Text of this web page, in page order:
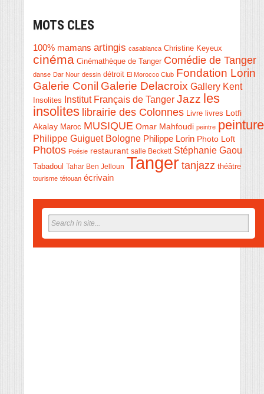
MOTS CLES
100% mamans artingis casablanca Christine Keyeux
cinéma Cinémathèque de Tanger Comédie de Tanger
danse Dar Nour dessin détroit El Morocco Club Fondation Lorin
Galerie Conil Galerie Delacroix Gallery Kent
Insolites Institut Français de Tanger Jazz les
insolites librairie des Colonnes Livre livres Lotfi
Akalay Maroc MUSIQUE Omar Mahfoudi peintre peinture
Philippe Guiguet Bologne Philippe Lorin Photo Loft
Photos Poésie restaurant salle Beckett Stéphanie Gaou
Tabadoul Tahar Ben Jelloun Tanger tanjazz théâtre
tourisme tétouan écrivain